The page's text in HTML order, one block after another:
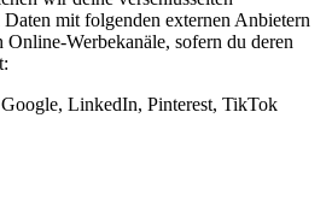
Daten mit folgenden externen Anbietern
Online-Werbekanäle, sofern du deren
LinkedIn, Pinterest, TikTok